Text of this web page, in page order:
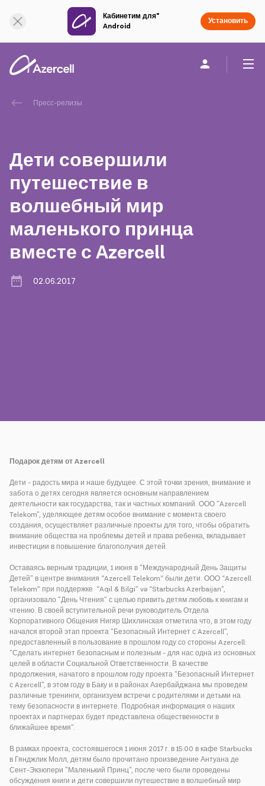
Кабинетим для"
Android
Установить
Частным клиентам
Социальная Ответственность
Устойчивое развитие
Карьера
Пресс-релизы
Дети совершили
путешествие в
волшебный мир
маленького принца
вместе с Azercell
02.06.2017
Подарок детям от Azercell
Дети - радость мира и наше будущее. С этой точки зрения, внимание и
забота о детях сегодня является основным направлением
деятельности как государства, так и частных компаний. ООО "Azercell
Telekom", уделяющее детям особое внимание с момента своего
создания, осуществляет различные проекты для того, чтобы обратить
внимание общества на проблемы детей и права ребенка, вкладывает
инвестиции в повышение благополучия детей.
Оставаясь верным традиции, 1 июня в "Международный День Защиты
Детей" в центре внимания “Azercell Telekom“ были дети. ООО “Azercell
Telekom” при поддержке “Aqil & Bilgi” və “Starbucks Azerbaijan”,
организовало "День Чтения" с целью привить детям любовь к книгам и
чтению. В своей вступительной речи руководитель Отдела
Корпоративного Общения Нигяр Шихлинская отметила что, в этом году
начался второй этап проекта "Безопасный Интернет с Azercell",
предоставленный в пользование в прошлом году со стороны Azercell:
"Сделать интернет безопасным и полезным - для нас одна из основных
целей в области Социальной Ответственности. В качестве
продолжения, начатого в прошлом году проекта "Безопасный Интернет
с Azercell", в этом году в Баку и в районах Азербайджана мы проведем
различные тренинги, организуем встречи с родителями и детьми на
тему безопасности в интернете. Подробная информация о наших
проектах и партнерах будет представлена общественности в
ближайшее время".
В рамках проекта, состоявшегося 1 июня 2017 г. в 15:00 в кафе Starbucks
в Гянджлик Молл, детям было прочитано произведение Антуана де
Сент-Экзюпери "Маленький Принц", после чего были проведены
обсуждения книги и дети совершили путешествие в волшебный мир
Онлайн поддержка